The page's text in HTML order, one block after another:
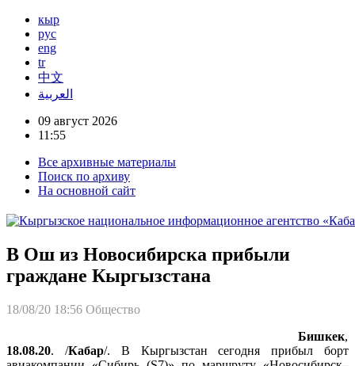
кыр
рус
eng
tr
中文
العربية
09 август 2026
11:55
Все архивные материалы
Поиск по архиву
На основной сайт
В Ош из Новосибирска прибыли
граждане Кыргызстана
18/08/20 18:56 Общество
Бишкек,
18.08.20. /Кабар/. В Кыргызстан сегодня прибыл борт